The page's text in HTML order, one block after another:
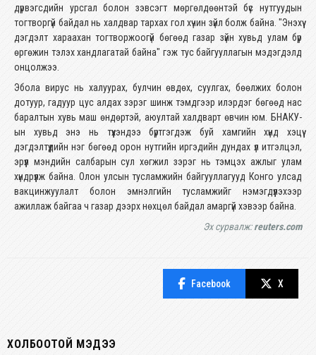
дүрвэгсдийн урсгал болон зэвсэгт мөргөлдөөнтэй бүс нутгуудын
тогтворгүй байдал нь халдвар тархах гол хүчин зүйл болж байна. "Энэхүү
дэгдэлт хараахан тогтворжоогүй бөгөөд газар зүйн хувьд улам бүр
өргөжин тэлэх хандлагатай байна" гэж тус байгууллагын мэдэгдэлд
онцолжээ.
Эбола вирус нь халуурах, булчин өвдөх, суулгах, бөөлжих болон
дотуур, гадуур цус алдах зэрэг шинж тэмдгээр илэрдэг бөгөөд нас
баралтын хувь маш өндөртэй, аюултай халдварт өвчин юм. БНАКУ-
ын хувьд энэ нь түүхэндээ бүртгэгдэж буй хамгийн хүнд хэцүү
дэгдэлтүүдийн нэг бөгөөд орон нутгийн иргэдийн дундах үл итгэлцэл,
эрүүл мэндийн салбарын сул хөгжил зэрэг нь тэмцэх ажлыг улам
хүндрүүлж байна. Олон улсын тусламжийн байгууллагууд Конго улсад
вакцинжуулалт болон эмнэлгийн тусламжийг нэмэгдүүлэхээр
ажиллаж байгаа ч газар дээрх нөхцөл байдал амаргүй хэвээр байна.
Эх сурвалж:reuters.com
Facebook X
ХОЛБООТОЙ МЭДЭЭ